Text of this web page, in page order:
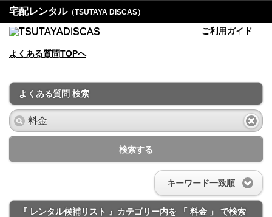
宅配レンタル（TSUTAYA DISCAS）
ご利用ガイド
よくある質問TOPへ
よくある質問 検索
検索する
キーワード一致順
『 レンタル候補リスト 』カテゴリー内を 「 料金 」 で検索